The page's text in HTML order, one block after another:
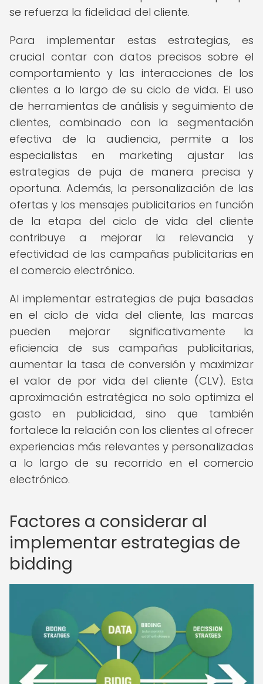
se refuerza la fidelidad del cliente.
Para implementar estas estrategias, es
crucial contar con datos precisos sobre el
comportamiento y las interacciones de los
clientes a lo largo de su ciclo de vida. El uso
de herramientas de análisis y seguimiento de
clientes, combinado con la segmentación
efectiva de la audiencia, permite a los
especialistas en marketing ajustar las
estrategias de puja de manera precisa y
oportuna. Además, la personalización de las
ofertas y los mensajes publicitarios en función
de la etapa del ciclo de vida del cliente
contribuye a mejorar la relevancia y
efectividad de las campañas publicitarias en
el comercio electrónico.
Al implementar estrategias de puja basadas
en el ciclo de vida del cliente, las marcas
pueden mejorar significativamente la
eficiencia de sus campañas publicitarias,
aumentar la tasa de conversión y maximizar
el valor de por vida del cliente (CLV). Esta
aproximación estratégica no solo optimiza el
gasto en publicidad, sino que también
fortalece la relación con los clientes al ofrecer
experiencias más relevantes y personalizadas
a lo largo de su recorrido en el comercio
electrónico.
Factores a considerar al
implementar estrategias de
bidding